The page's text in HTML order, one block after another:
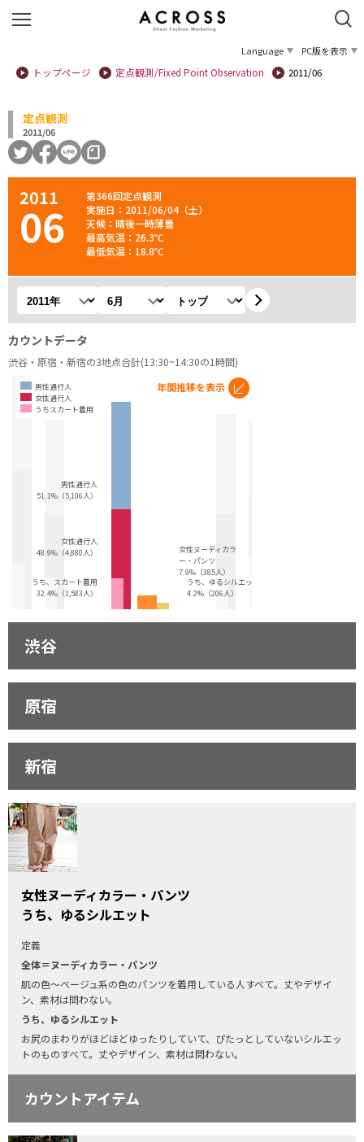
Language
PC版を表示
トップページ
定点観測/Fixed Point Observation 2011/06
定点観測
2011/06
2011
06
第366回定点観測
実施日：2011/06/04（土）
天候：晴後一時薄曇
最高気温：26.3℃
最低気温：18.8℃
年を選択 月を選択 観測地を選択
カウントデータ
渋谷・原宿・新宿の3地点合計(13:30~14:30の1時間)
男性通行人
女性通行人
うちスカート着用
年間推移を表示
男性通行人
51.1%（5,106人）
女性通行人
48.9%（4,880人）
うち、スカート着用
32.4%（1,583人）
女性ヌーディカラ
ー・パンツ
7.9%（385人）
うち、ゆるシルエット
4.2%（206人）
渋谷
原宿
新宿
女性ヌーディカラー・パンツ
うち、ゆるシルエット
定義
全体＝ヌーディカラー・パンツ
肌の色〜ベージュ系の色のパンツを着用している人すべて。丈やデザイ
ン、素材は問わない。
うち、ゆるシルエット
お尻のまわりがほどほどゆったりしていて、ぴたっとしていないシルエッ
トのものすべて。丈やデザイン、素材は問わない。
カウントアイテム